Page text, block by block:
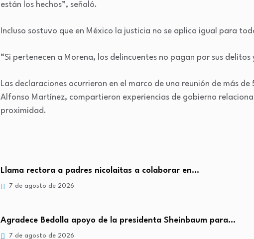
están los hechos”, señaló.
Incluso sostuvo que en México la justicia no se aplica igual para
“Si pertenecen a Morena, los delincuentes no pagan por sus
Las declaraciones ocurrieron en el marco de una reunión de más
Alfonso Martínez, compartieron experiencias de gobierno
proximidad.
Llama rectora a padres nicolaitas a colaborar en…
7 de agosto de 2026
Agradece Bedolla apoyo de la presidenta Sheinbaum para…
7 de agosto de 2026